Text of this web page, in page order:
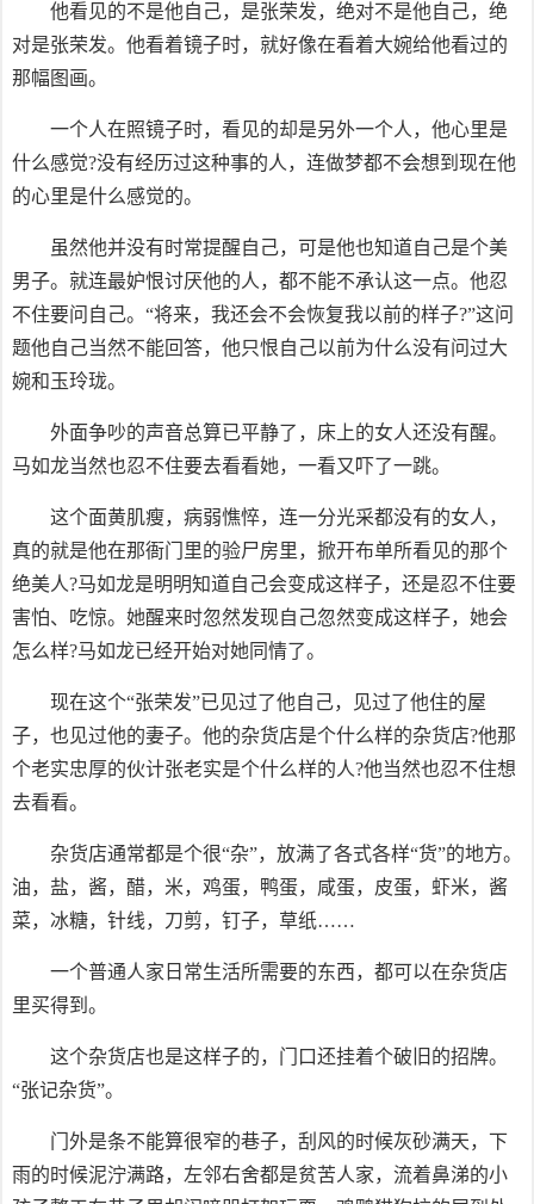
他看见的不是他自己，是张荣发，绝对不是他自己，绝
对是张荣发。他看着镜子时，就好像在看着大婉给他看过的
那幅图画。
一个人在照镜子时，看见的却是另外一个人，他心里是
什么感觉?没有经历过这种事的人，连做梦都不会想到现在他
的心里是什么感觉的。
虽然他并没有时常提醒自己，可是他也知道自己是个美
男子。就连最妒恨讨厌他的人，都不能不承认这一点。他忍
不住要问自己。“将来，我还会不会恢复我以前的样子?”这问
题他自己当然不能回答，他只恨自己以前为什么没有问过大
婉和玉玲珑。
外面争吵的声音总算已平静了，床上的女人还没有醒。
马如龙当然也忍不住要去看看她，一看又吓了一跳。
这个面黄肌瘦，病弱憔悴，连一分光采都没有的女人，
真的就是他在那衙门里的验尸房里，掀开布单所看见的那个
绝美人?马如龙是明明知道自己会变成这样子，还是忍不住要
害怕、吃惊。她醒来时忽然发现自己忽然变成这样子，她会
怎么样?马如龙已经开始对她同情了。
现在这个“张荣发”已见过了他自己，见过了他住的屋
子，也见过他的妻子。他的杂货店是个什么样的杂货店?他那
个老实忠厚的伙计张老实是个什么样的人?他当然也忍不住想
去看看。
杂货店通常都是个很“杂”，放满了各式各样“货”的地方。
油，盐，酱，醋，米，鸡蛋，鸭蛋，咸蛋，皮蛋，虾米，酱
菜，冰糖，针线，刀剪，钉子，草纸……
一个普通人家日常生活所需要的东西，都可以在杂货店
里买得到。
这个杂货店也是这样子的，门口还挂着个破旧的招牌。
“张记杂货”。
门外是条不能算很窄的巷子，刮风的时候灰砂满天，下
雨的时候泥泞满路，左邻右舍都是贫苦人家，流着鼻涕的小